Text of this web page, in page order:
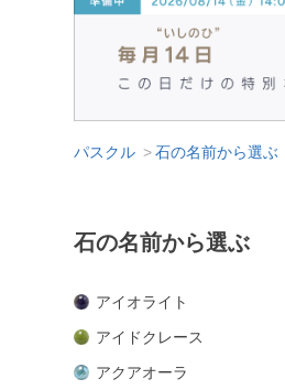
パスクル 石の名前から選ぶ
石の名前から選ぶ
アイオライト
アイドクレース
アクアオーラ